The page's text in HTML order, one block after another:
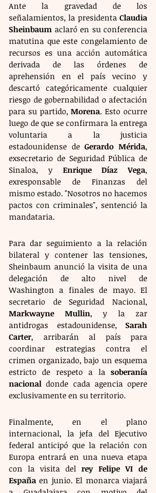
Ante la gravedad de los
señalamientos, la presidenta Claudia
Sheinbaum aclaró en su conferencia
matutina que este congelamiento de
recursos es una acción automática
derivada de las órdenes de
aprehensión en el país vecino y
descartó categóricamente cualquier
riesgo de gobernabilidad o afectación
para su partido, Morena. Esto ocurre
luego de que se confirmara la entrega
voluntaria a la justicia
estadounidense de Gerardo Mérida,
exsecretario de Seguridad Pública de
Sinaloa, y Enrique Díaz Vega,
exresponsable de Finanzas del
mismo estado. "Nosotros no hacemos
pactos con criminales", sentenció la
mandataria.
Para dar seguimiento a la relación
bilateral y contener las tensiones,
Sheinbaum anunció la visita de una
delegación de alto nivel de
Washington a finales de mayo. El
Markwayne Mullin, y la zar
antidrogas estadounidense, Sarah
Carter, arribarán al país para
coordinar estrategias contra el
crimen organizado, bajo un esquema
estricto de respeto a la soberanía
nacional donde cada agencia opere
exclusivamente en su territorio.
Finalmente, en el plano
internacional, la jefa del Ejecutivo
federal anticipó que la relación con
Europa entrará en una nueva etapa
con la visita del rey Felipe VI de
España en junio. El monarca viajará